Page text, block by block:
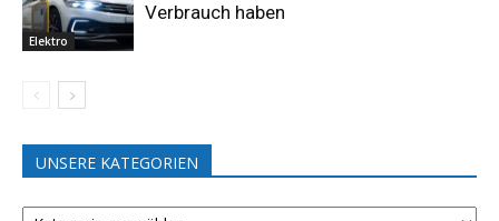
Elektro
Verbrauch haben
UNSERE KATEGORIEN
UNSERE